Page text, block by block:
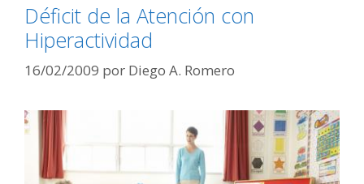
Déficit de la Atención con
Hiperactividad
16/02/2009 por Diego A. Romero